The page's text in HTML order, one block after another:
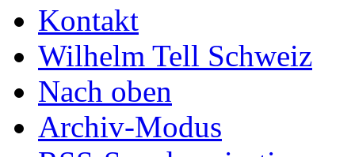
Kontakt
Wilhelm Tell Schweiz
Nach oben
Archiv-Modus